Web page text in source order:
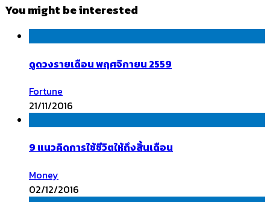
You might be interested
ดูดวงรายเดือน พฤศจิกายน 2559
Fortune
21/11/2016
9 แนวคิดการใช้ชีวิตให้ถึงสิ้นเดือน
Money
02/12/2016